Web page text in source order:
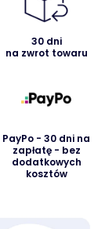
30 dni
na zwrot towaru
PayPo - 30 dni na
zapłatę - bez
dodatkowych
kosztów